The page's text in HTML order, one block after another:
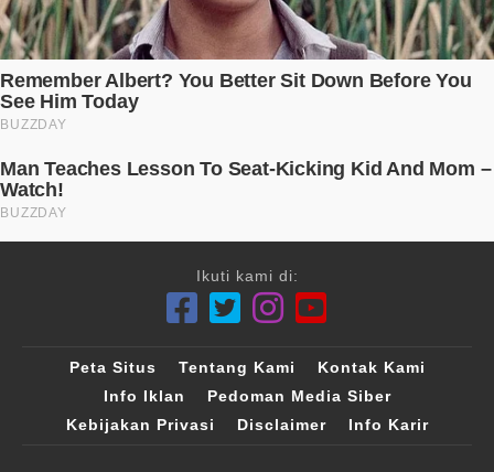
Ikuti kami di:
Peta Situs Tentang Kami
Kontak Kami
Info Iklan
Pedoman Media Siber
Kebijakan Privasi
Disclaimer Info Karir